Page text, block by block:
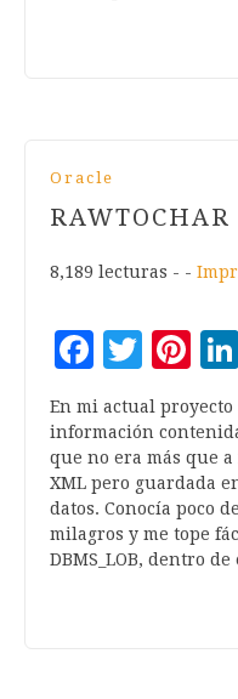
Oracle
8,189 lecturas - -
En mi actual
información
que no era más que
XML pero guardada
datos. Conocía poco
milagros y me tope
DBMS_LOB, dentro